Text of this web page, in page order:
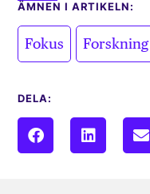
ÄMNEN I ARTIKELN:
Fokus Forskning
DELA: